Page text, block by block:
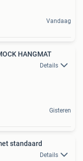
Vandaag
HANGMAT
Details
Gisteren
standaard
Details